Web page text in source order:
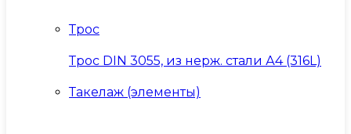
Трос
Трос DIN 3055, из нерж. стали А4 (316L)
Такелаж (элементы)